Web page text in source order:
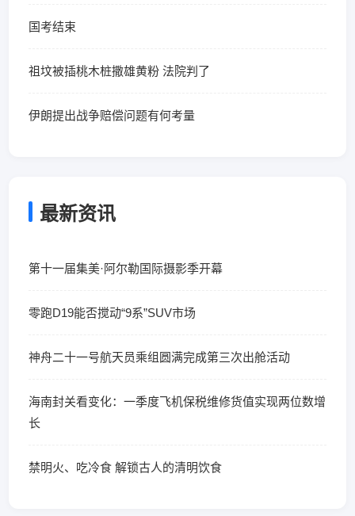
国考结束
祖坟被插桃木桩撒雄黄粉 法院判了
伊朗提出战争赔偿问题有何考量
最新资讯
第十一届集美·阿尔勒国际摄影季开幕
零跑D19能否搅动“9系”SUV市场
神舟二十一号航天员乘组圆满完成第三次出舱活动
海南封关看变化：一季度飞机保税维修货值实现两位数增
长
禁明火、吃冷食 解锁古人的清明饮食